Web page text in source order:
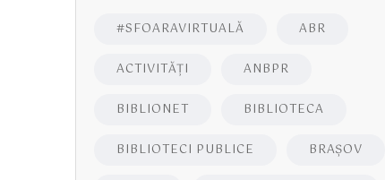
#SFOARAVIRTUALĂ ABR
ACTIVITĂŢI ANBPR
BIBLIONET BIBLIOTECA
BIBLIOTECI PUBLICE BRAŞOV